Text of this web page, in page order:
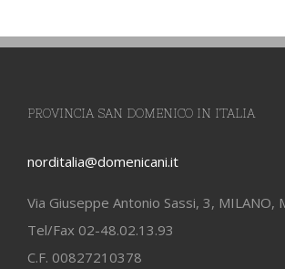
PROVINCIA SAN DOMENICO IN ITALIA
norditalia@domenicani.it
Via Giuseppe Antonio Sassi, 3, MILANO,
Tel/Fax 02-48.02.13.93
C.F. 00827210378